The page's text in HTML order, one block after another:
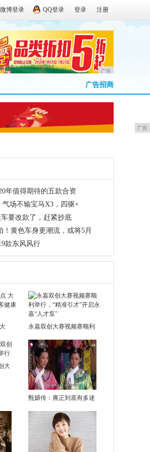
微博登录 QQ登录 登录 注册
广告
广告招商
广告
年值得期待的五款合资
气场不输宝马X3，四驱+
要改款了，赶紧抄底
黄色车身更潮流，或将5月
款东风风行
永嘉双创大赛视频赛顺利
大
甄嬛传：雍正到底有多迷